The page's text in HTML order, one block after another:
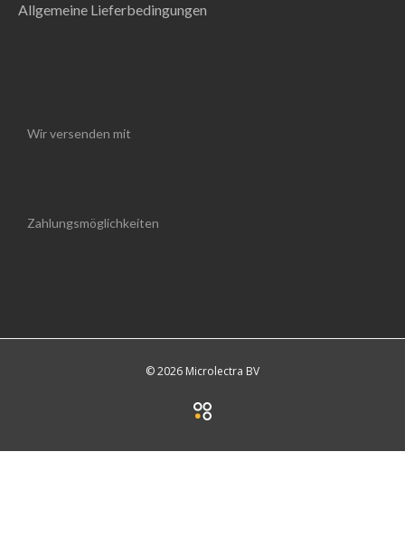
Allgemeine Lieferbedingungen
Wir versenden mit
Zahlungsmöglichkeiten
© 2026 Microlectra BV